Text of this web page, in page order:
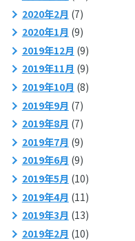
2020年2月 (7)
2020年1月 (9)
2019年12月 (9)
2019年11月 (9)
2019年10月 (8)
2019年9月 (7)
2019年8月 (7)
2019年7月 (9)
2019年6月 (9)
2019年5月 (10)
2019年4月 (11)
2019年3月 (13)
2019年2月 (10)